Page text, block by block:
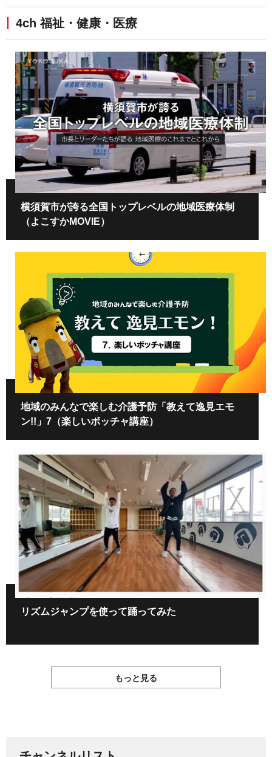
4ch 福祉・健康・医療
横須賀市が誇る全国トップレベルの地域医療体制
（よこすかMOVIE）
地域のみんなで楽しむ介護予防「教えて逸見エモ
ン!!」7（楽しいボッチャ講座）
リズムジャンプを使って踊ってみた
もっと見る